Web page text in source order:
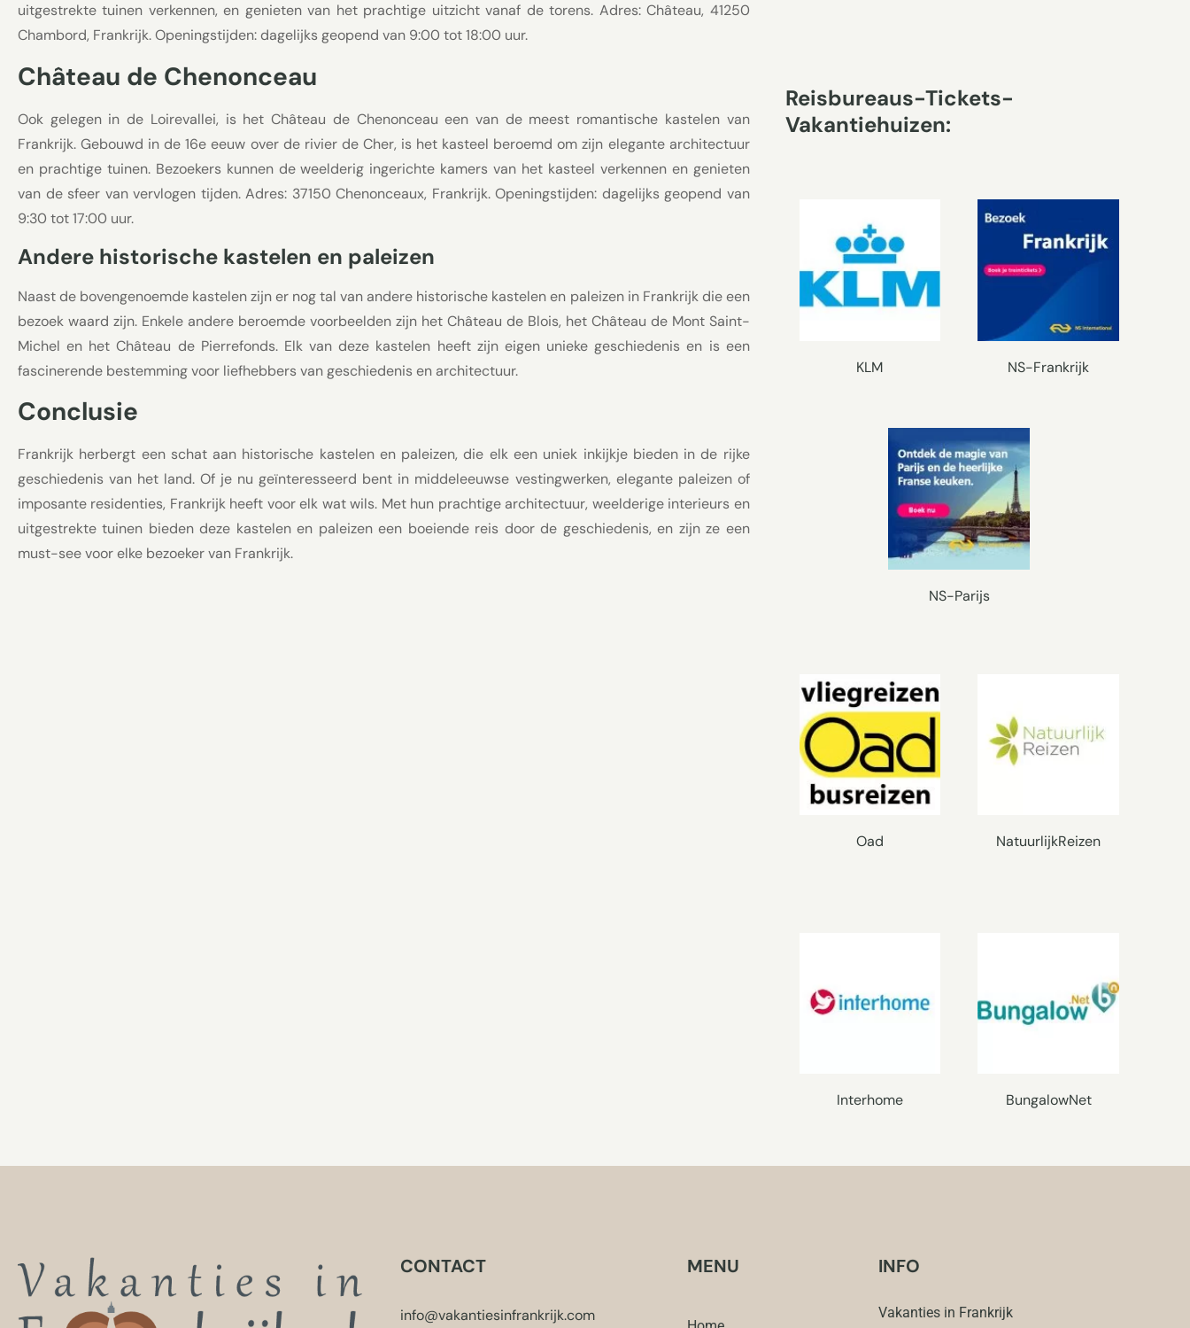
uitgestrekte tuinen verkennen, en genieten van het prachtige uitzicht vanaf de torens. Adres: Château, 41250
Chambord, Frankrijk. Openingstijden: dagelijks geopend van 9:00 tot 18:00 uur.
Château de Chenonceau
Ook gelegen in de Loirevallei, is het Château de Chenonceau een van de meest romantische kastelen van
Frankrijk. Gebouwd in de 16e eeuw over de rivier de Cher, is het kasteel beroemd om zijn elegante architectuur
en prachtige tuinen. Bezoekers kunnen de weelderig ingerichte kamers van het kasteel verkennen en genieten
van de sfeer van vervlogen tijden. Adres: 37150 Chenonceaux, Frankrijk. Openingstijden: dagelijks geopend van
9:30 tot 17:00 uur.
Andere historische kastelen en paleizen
Naast de bovengenoemde kastelen zijn er nog tal van andere historische kastelen en paleizen in Frankrijk die een
bezoek waard zijn. Enkele andere beroemde voorbeelden zijn het Château de Blois, het Château de Mont Saint-
Michel en het Château de Pierrefonds. Elk van deze kastelen heeft zijn eigen unieke geschiedenis en is een
fascinerende bestemming voor liefhebbers van geschiedenis en architectuur.
Conclusie
Frankrijk herbergt een schat aan historische kastelen en paleizen, die elk een uniek inkijkje bieden in de rijke
geschiedenis van het land. Of je nu geïnteresseerd bent in middeleeuwse vestingwerken, elegante paleizen of
imposante residenties, Frankrijk heeft voor elk wat wils. Met hun prachtige architectuur, weelderige interieurs en
uitgestrekte tuinen bieden deze kastelen en paleizen een boeiende reis door de geschiedenis, en zijn ze een
must-see voor elke bezoeker van Frankrijk.
Reisbureaus-Tickets-
Vakantiehuizen:
KLM NS-Frankrijk
NS-Parijs
Oad NatuurlijkReizen
Interhome BungalowNet
CONTACT
info@vakantiesinfrankrijk.com
MENU INFO
Vakanties in Frankrijk